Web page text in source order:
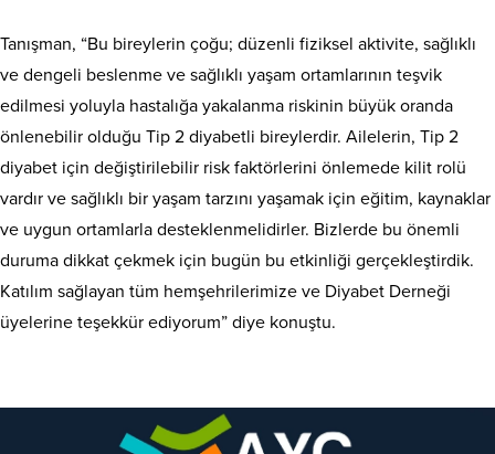
Tanışman, “Bu bireylerin çoğu; düzenli fiziksel aktivite, sağlıklı
ve dengeli beslenme ve sağlıklı yaşam ortamlarının teşvik
edilmesi yoluyla hastalığa yakalanma riskinin büyük oranda
önlenebilir olduğu Tip 2 diyabetli bireylerdir. Ailelerin, Tip 2
diyabet için değiştirilebilir risk faktörlerini önlemede kilit rolü
vardır ve sağlıklı bir yaşam tarzını yaşamak için eğitim, kaynaklar
ve uygun ortamlarla desteklenmelidirler. Bizlerde bu önemli
duruma dikkat çekmek için bugün bu etkinliği gerçekleştirdik.
Katılım sağlayan tüm hemşehrilerimize ve Diyabet Derneği
üyelerine teşekkür ediyorum” diye konuştu.